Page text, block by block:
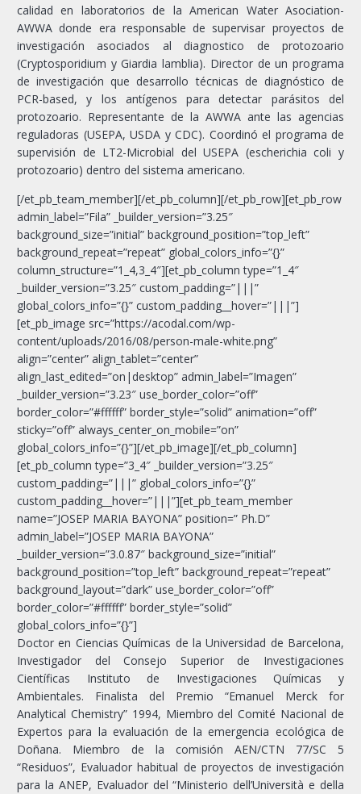
calidad en laboratorios de la American Water Asociation-
AWWA donde era responsable de supervisar proyectos de
investigación asociados al diagnostico de protozoario
(Cryptosporidium y Giardia lamblia). Director de un programa
de investigación que desarrollo técnicas de diagnóstico de
PCR-based, y los antígenos para detectar parásitos del
protozoario. Representante de la AWWA ante las agencias
reguladoras (USEPA, USDA y CDC). Coordinó el programa de
supervisión de LT2-Microbial del USEPA (escherichia coli y
protozoario) dentro del sistema americano.
[/et_pb_team_member][/et_pb_column][/et_pb_row][et_pb_row
admin_label=”Fila” _builder_version=”3.25″
background_size=”initial” background_position=”top_left”
background_repeat=”repeat” global_colors_info=”{}”
column_structure=”1_4,3_4″][et_pb_column type=”1_4″
_builder_version=”3.25″ custom_padding=”|||”
global_colors_info=”{}” custom_padding__hover=”|||”]
[et_pb_image src=”https://acodal.com/wp-
content/uploads/2016/08/person-male-white.png”
align=”center” align_tablet=”center”
align_last_edited=”on|desktop” admin_label=”Imagen”
_builder_version=”3.23″ use_border_color=”off”
border_color=”#ffffff” border_style=”solid” animation=”off”
sticky=”off” always_center_on_mobile=”on”
global_colors_info=”{}”][/et_pb_image][/et_pb_column]
[et_pb_column type=”3_4″ _builder_version=”3.25″
custom_padding=”|||” global_colors_info=”{}”
custom_padding__hover=”|||”][et_pb_team_member
name=”JOSEP MARIA BAYONA” position=” Ph.D”
admin_label=”JOSEP MARIA BAYONA”
_builder_version=”3.0.87″ background_size=”initial”
background_position=”top_left” background_repeat=”repeat”
background_layout=”dark” use_border_color=”off”
border_color=”#ffffff” border_style=”solid”
global_colors_info=”{}”]
Doctor en Ciencias Químicas de la Universidad de Barcelona,
Investigador del Consejo Superior de Investigaciones
Científicas Instituto de Investigaciones Químicas y
Ambientales. Finalista del Premio “Emanuel Merck for
Analytical Chemistry” 1994, Miembro del Comité Nacional de
Expertos para la evaluación de la emergencia ecológica de
Doñana. Miembro de la comisión AEN/CTN 77/SC 5
“Residuos”, Evaluador habitual de proyectos de investigación
para la ANEP, Evaluador del “Ministerio dell’Università e della